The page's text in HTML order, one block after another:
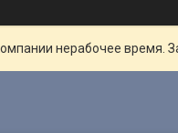
нерабочее время.